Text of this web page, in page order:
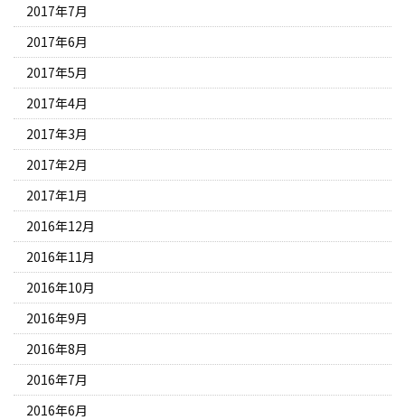
2017年7月
2017年6月
2017年5月
2017年4月
2017年3月
2017年2月
2017年1月
2016年12月
2016年11月
2016年10月
2016年9月
2016年8月
2016年7月
2016年6月